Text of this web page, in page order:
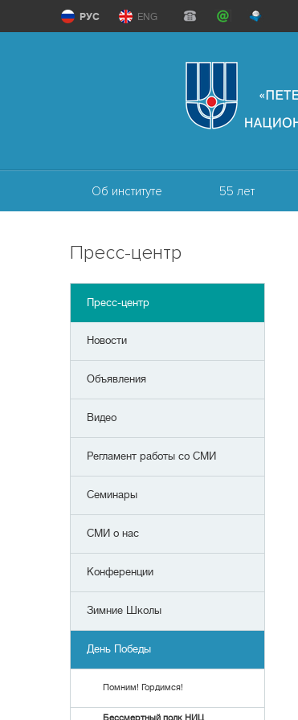
РУС ENG
Об институте 55 лет
Пресс-центр
Пресс-центр
Новости
Объявления
Видео
Регламент работы со СМИ
Семинары
СМИ о нас
Конференции
Зимние Школы
День Победы
Помним! Гордимся!